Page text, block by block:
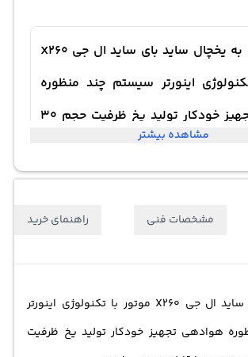
نیم نگاهی به یخچال ساید بای ساید ال جی X260
اینورتر سیستم چند منظوره
هوادهی تجهیز خودکار تولید یخ ظرفیت حجم 30
مشاهده بیشتر
مشخصات فنی
راهنمای خرید
یخچال ساید بای ساید ال جی X260 موتور با تکنولوژی اینورتر
هوادهی تجهیز خودکار تولید یخ ظرفیت